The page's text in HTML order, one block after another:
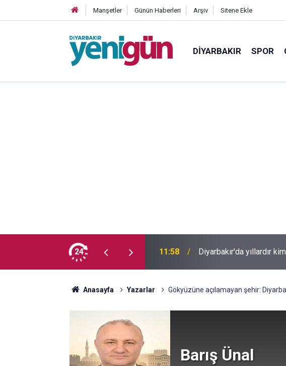
Manşetler Günün Haberleri Arşiv Sitene Ekle
DIYARBAKIR SPOR
24 11:58 Diyarbakır'da yıllardır
Anasayfa Yazarlar Gökyüzüne açılamayan şehir:
Barış Ünal